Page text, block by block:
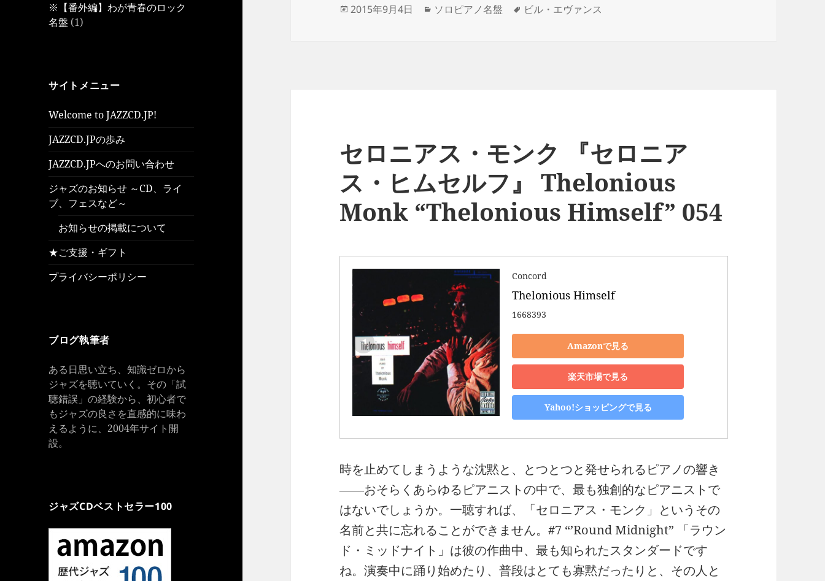
※【番外編】わが青春のロック
名盤 (1)
サイトメニュー
Welcome to JAZZCD.JP!
JAZZCD.JPの歩み
JAZZCD.JPへのお問い合わせ
ジャズのお知らせ ～CD、ライ
ブ、フェスなど～
お知らせの掲載について
★ご支援・ギフト
プライバシーポリシー
ブログ執筆者
ある日思い立ち、知識ゼロから
ジャズを聴いていく。その「試
聴錯誤」の経験から、初心者で
もジャズの良さを直感的に味わ
えるように、2004年サイト開
設。
ジャズCDベストセラー100
投
2015年9月4日
カ
ソロピアノ名盤
タ
ビル・エヴァンス
セロニアス・モンク 『セロニア
ス・ヒムセルフ』 Thelonious
Monk “Thelonious Himself” 054
Concord
Thelonious Himself
1668393
Amazonで見る
楽天市場で見る
Yahoo!ショッピングで見る
時を止めてしまうような沈黙と、とつとつと発せられるピアノの響き
――おそらくあらゆるピアニストの中で、最も独創的なピアニストで
はないでしょうか。一聴すれば、「セロニアス・モンク」というその
名前と共に忘れることができません。#7 “’Round Midnight” 「ラウン
ド・ミッドナイト」は彼の作曲中、最も知られたスタンダードです
ね。演奏中に踊り始めたり、普段はとても寡黙だったりと、その人と